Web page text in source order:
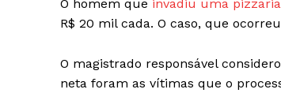
O homem que invadiu uma
R$ 20 mil cada. O caso, que
O magistrado responsável
neta foram as vítimas que o